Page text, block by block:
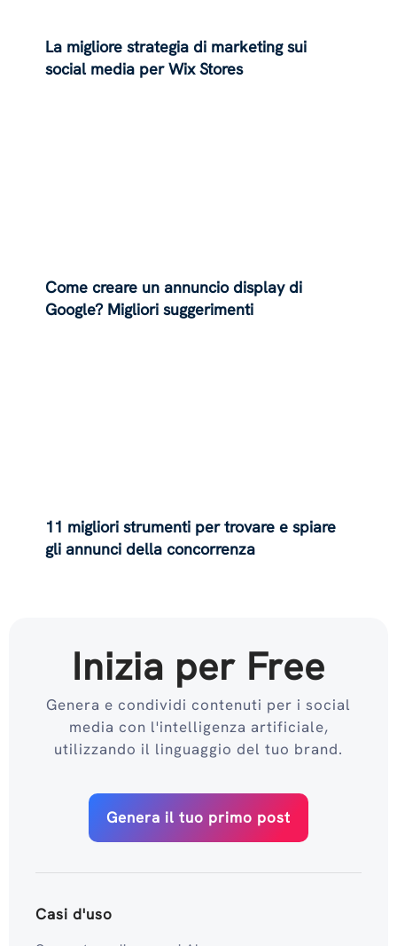
La migliore strategia di marketing sui
social media per Wix Stores
Come creare un annuncio display di
Google? Migliori suggerimenti
11 migliori strumenti per trovare e spiare
gli annunci della concorrenza
Inizia per Free
Genera e condividi contenuti per i social
media con l'intelligenza artificiale,
utilizzando il linguaggio del tuo brand.
Genera il tuo primo post
Casi d'uso